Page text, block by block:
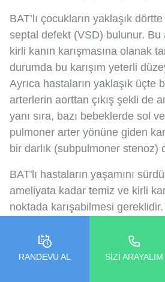
BAT’lı çocukların yaklaşık
septal defekt (VSD) bulunur. Bu
kirli kanın karışmasına olanak
durumda bu karışım yeterli
Ayrıca hastaların yaklaşık üçte
arterlerin aorttan çıkış şekli de
yanı sıra, bazı bebeklerde sol
pulmoner arter yönüne giden kan
bir darlık (subpulmoner stenoz)
BAT'lı hastaların yaşamını
ameliyata kadar temiz ve kirli
noktada karışabilmesi
doğuştan mevcut olabilen
(ASD) veya patent duktus
açıklıklar önemli rol oynar.
değilse, cerrahi öncesi dönemde
RANDEVU AL SİZİ ARAYALIM